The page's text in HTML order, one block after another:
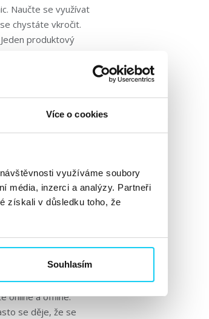
Více o cookies
využíváme soubory
média, inzerci a analýzy. Partneři
získali v důsledku toho, že
Souhlasím
Naučte se využívat
chystáte vkročit.
produktový
na brandové a
U brandových
kterou využívají při
richard-
ale musí se umět
na vztah
barteru.
online a offline.
se děje, že se